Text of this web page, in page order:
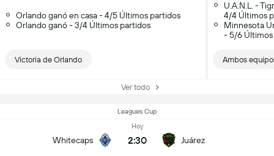
Orlando ganó en casa - 4/5 Últimos partidos
Orlando ganó - 3/4 Últimos partidos
Victoria de Orlando
U.A.N.L. -
4/4 Últimos
Minnesota
- 5/6
Ambos
Ver todo
Leagues Cup
Whitecaps
Hoy
2:30 Juárez